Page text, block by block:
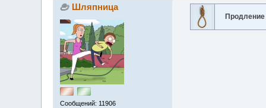
Шляпница
Сообщений: 11906
Продление